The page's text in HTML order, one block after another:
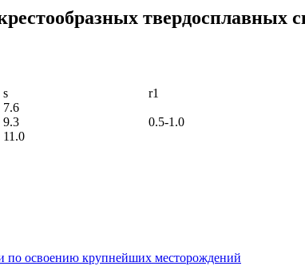
твердосплавных
s
r1
7.6
0.5-1.0
9.3
11.0
по освоению крупнейших месторождений